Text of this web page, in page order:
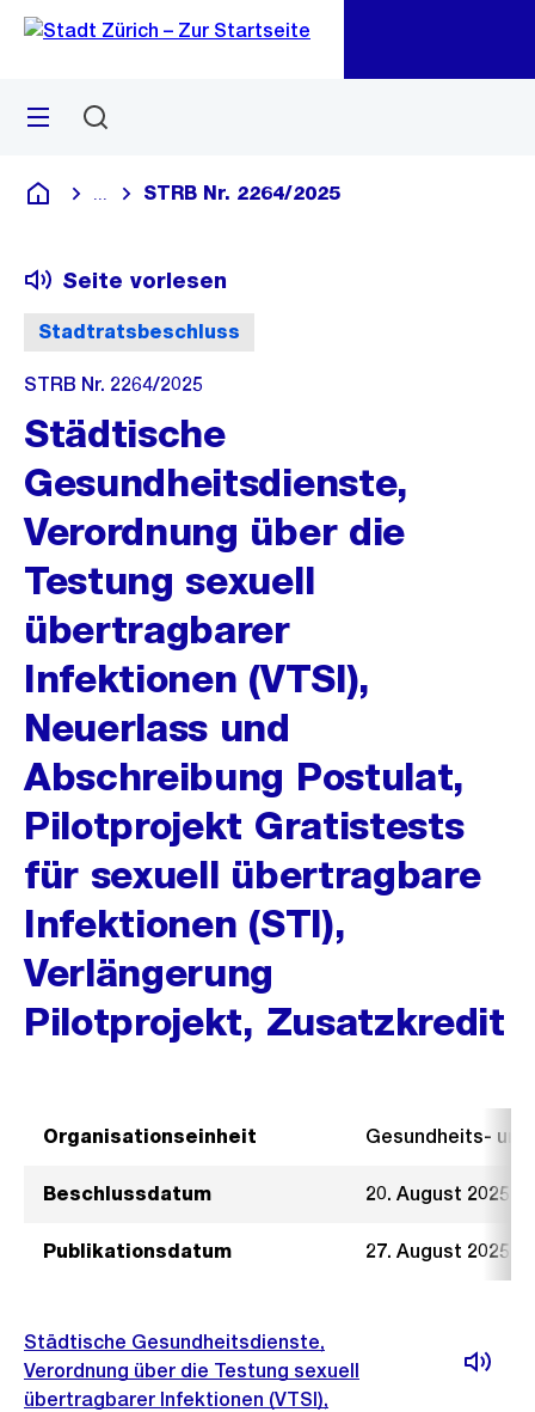
Navigation
Sprunglink
Menü
Deutsch
Blende alle Breadcrumbs ein
STRB Nr. 2264/2025
Stadtratsbeschluss
Seite vorlesen
STRB Nr. 2264/2025
Städtische
Gesundheitsdienste,
Verordnung über die
Testung sexuell
übertragbarer
Infektionen (VTSI),
Neuerlass und
Abschreibung Postulat,
Pilotprojekt Gratistests
für sexuell übertragbare
Infektionen (STI),
Verlängerung
Pilotprojekt, Zusatzkredit
Organisationseinheit Gesundheits-
Beschlussdatum 20. August 2025
Publikationsdatum 27. August 2025
Städtische Gesundheitsdienste,
Verordnung über die Testung sexuell
übertragbarer Infektionen (VTSI),